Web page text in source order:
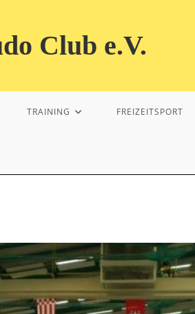
Club e.V.
TRAINING FREIZEITSPORT